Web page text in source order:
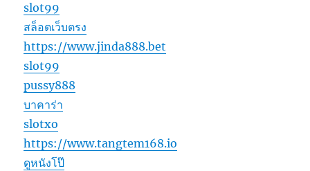
slot99
สล็อตเว็บตรง
https://www.jinda888.bet
slot99
pussy888
บาคาร่า
slotxo
https://www.tangtem168.io
ดูหนังโป๊